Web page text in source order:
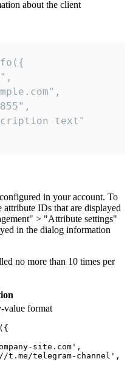
about the client
text"
in your account. To
IDs that are displayed
> "Attribute settings"
in the dialog information
no more than 10 times per
value format
site.com',
t.me/telegram-channel',